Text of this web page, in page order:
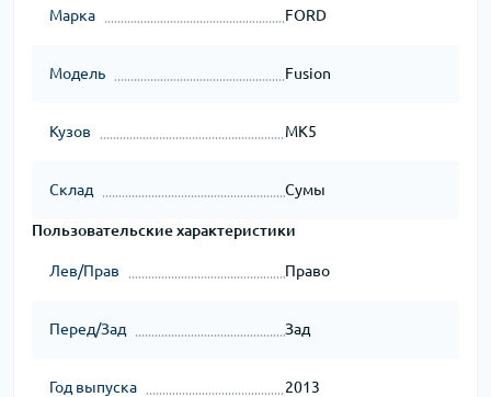
Марка FORD
Модель Fusion
Кузов MK5
Склад Сумы
Пользовательские характеристики
Лев/Прав Право
Перед/Зад Зад
Год выпуска 2013